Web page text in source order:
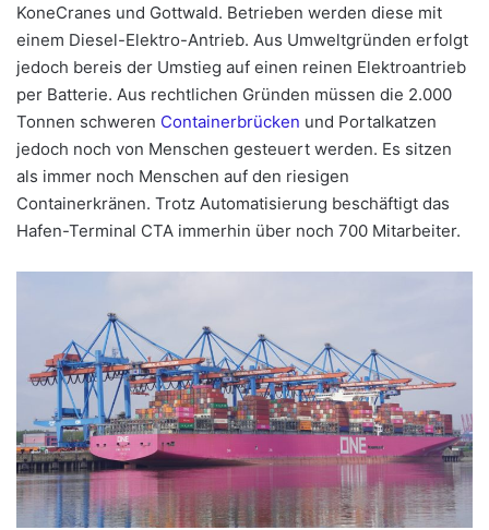
KoneCranes und Gottwald. Betrieben werden diese mit
einem Diesel-Elektro-Antrieb. Aus Umweltgründen erfolgt
jedoch bereis der Umstieg auf einen reinen Elektroantrieb
per Batterie. Aus rechtlichen Gründen müssen die 2.000
Tonnen schweren Containerbrücken und Portalkatzen
jedoch noch von Menschen gesteuert werden. Es sitzen
als immer noch Menschen auf den riesigen
Containerkränen. Trotz Automatisierung beschäftigt das
Hafen-Terminal CTA immerhin über noch 700 Mitarbeiter.